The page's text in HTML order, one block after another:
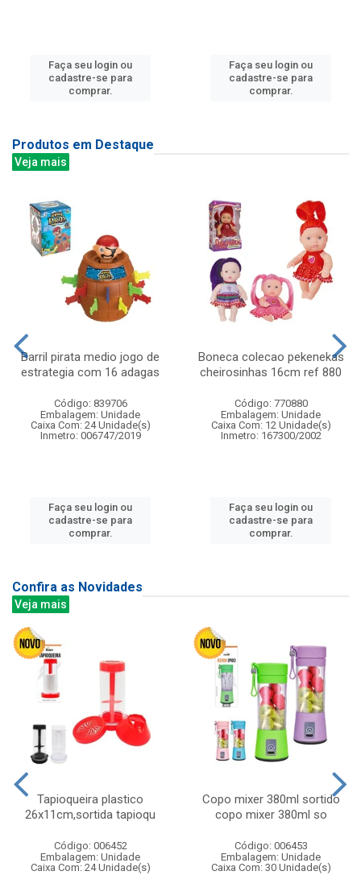
Faça seu login ou
cadastre-se para
comprar.
Faça seu login ou
cadastre-se para
comprar.
Produtos em Destaque
Veja mais
Barril pirata medio jogo de
estrategia com 16 adagas
Código: 839706
Embalagem: Unidade
Caixa Com: 24 Unidade(s)
Inmetro: 006747/2019
Faça seu login ou
cadastre-se para
comprar.
Boneca colecao pekenekas
cheirosinhas 16cm ref 880
Código: 770880
Embalagem: Unidade
Caixa Com: 12 Unidade(s)
Inmetro: 167300/2002
Faça seu login ou
cadastre-se para
comprar.
Confira as Novidades
Veja mais
Tapioqueira plastico
26x11cm,sortida tapioqu
Código: 006452
Embalagem: Unidade
Caixa Com: 24 Unidade(s)
Copo mixer 380ml sortido
copo mixer 380ml so
Código: 006453
Embalagem: Unidade
Caixa Com: 30 Unidade(s)